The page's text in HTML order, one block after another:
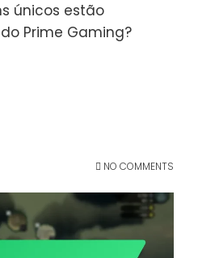
únicos estão
Prime Gaming?
NO COMMENTS